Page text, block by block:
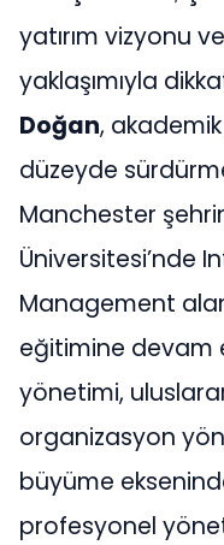
yatırım vizyonu
yaklaşımıyla
Doğan,
düzeyde
Manchester
Üniversitesi’nde
Management
eğitimine devam
yönetimi,
organizasyon
büyüme
profesyonel